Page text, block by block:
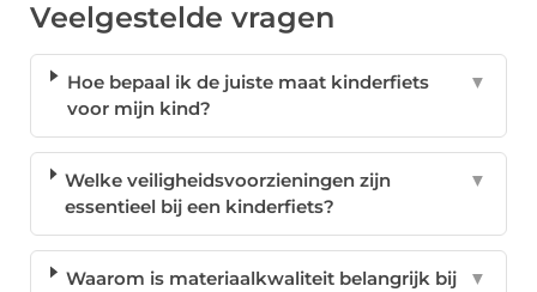
Veelgestelde vragen
Hoe bepaal ik de juiste maat kinderfiets
voor mijn kind?
▼
Welke veiligheidsvoorzieningen zijn
essentieel bij een kinderfiets?
▼
Waarom is materiaalkwaliteit belangrijk bij
▼